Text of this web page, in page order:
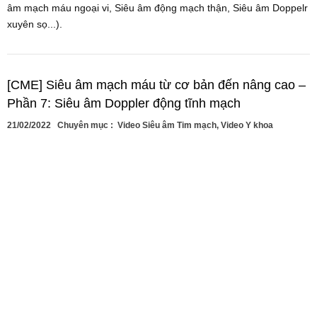
âm mạch máu ngoại vi, Siêu âm động mạch thận, Siêu âm Doppelr
xuyên sọ...).
[CME] Siêu âm mạch máu từ cơ bản đến nâng cao –
Phần 7: Siêu âm Doppler động tĩnh mạch
21/02/2022 Chuyên mục : Video Siêu âm Tim mạch, Video Y khoa